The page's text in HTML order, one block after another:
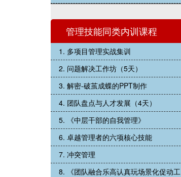
管理技能同类内训课程
1. 多项目管理实战集训
2. 问题解决工作坊（5天）
3. 解密-破茧成蝶的PPT制作
4. 团队盘点与人才发展（4天）
5. 《中层干部的自我管理》
6. 卓越管理者的六项核心技能
7. 冲突管理
8. 《团队融合乐高认真玩场景化促动工